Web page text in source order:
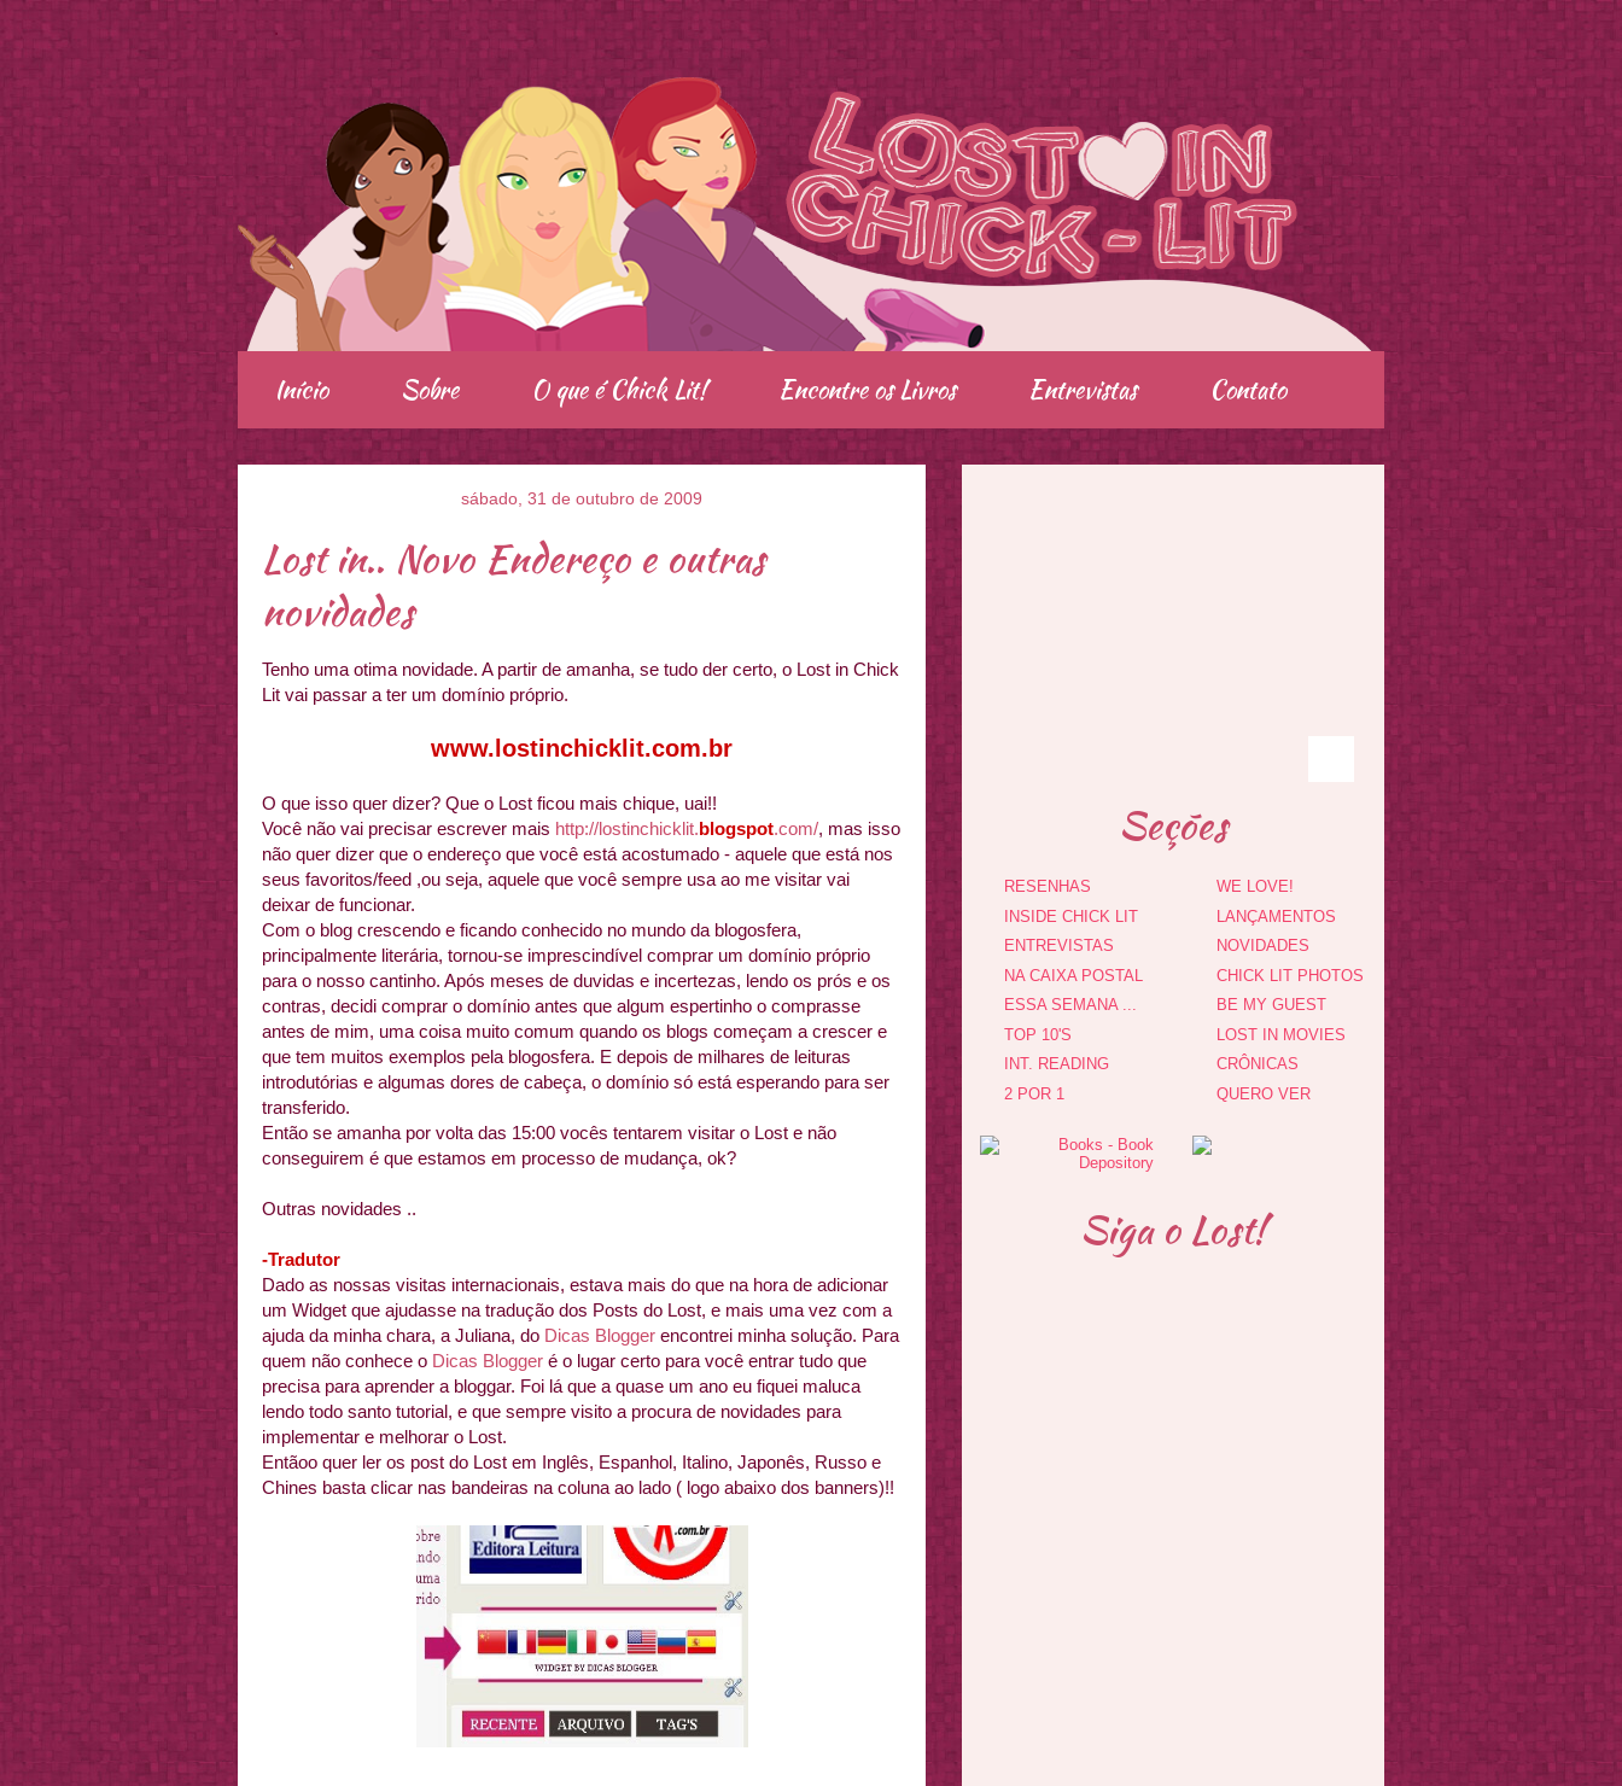
.
Início Sobre O que é Chick Lit! Encontre os Livros Entrevistas Contato
sábado, 31 de outubro de 2009
Lost in.. Novo Endereço e outras
novidades
Tenho uma otima novidade. A partir de amanha, se tudo der certo, o Lost in Chick
Lit vai passar a ter um domínio próprio.
www.lostinchicklit.com.br
O que isso quer dizer? Que o Lost ficou mais chique, uai!!
Você não vai precisar escrever mais http://lostinchicklit.blogspot.com/, mas isso
não quer dizer que o endereço que você está acostumado - aquele que está nos
seus favoritos/feed ,ou seja, aquele que você sempre usa ao me visitar vai
deixar de funcionar.
Com o blog crescendo e ficando conhecido no mundo da blogosfera,
principalmente literária, tornou-se imprescindível comprar um domínio próprio
para o nosso cantinho. Após meses de duvidas e incertezas, lendo os prós e os
contras, decidi comprar o domínio antes que algum espertinho o comprasse
antes de mim, uma coisa muito comum quando os blogs começam a crescer e
que tem muitos exemplos pela blogosfera. E depois de milhares de leituras
introdutórias e algumas dores de cabeça, o domínio só está esperando para ser
transferido.
Então se amanha por volta das 15:00 vocês tentarem visitar o Lost e não
conseguirem é que estamos em processo de mudança, ok?
Outras novidades ..
-Tradutor
Dado as nossas visitas internacionais, estava mais do que na hora de adicionar
um Widget que ajudasse na tradução dos Posts do Lost, e mais uma vez com a
ajuda da minha chara, a Juliana, do Dicas Blogger encontrei minha solução. Para
quem não conhece o Dicas Blogger é o lugar certo para você entrar tudo que
precisa para aprender a bloggar. Foi lá que a quase um ano eu fiquei maluca
lendo todo santo tutorial, e que sempre visito a procura de novidades para
implementar e melhorar o Lost.
Entãoo quer ler os post do Lost em Inglês, Espanhol, Italino, Japonês, Russo e
Chines basta clicar nas bandeiras na coluna ao lado ( logo abaixo dos banners)!!
Seções
RESENHAS
INSIDE CHICK LIT
ENTREVISTAS
NA CAIXA POSTAL
ESSA SEMANA ...
TOP 10'S
INT. READING
2 POR 1
WE LOVE!
LANÇAMENTOS
NOVIDADES
CHICK LIT PHOTOS
BE MY GUEST
LOST IN MOVIES
CRÔNICAS
QUERO VER
Siga o Lost!